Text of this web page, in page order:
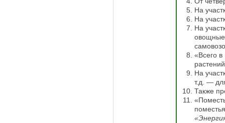
На
На
На
овощные
«Всего
На
т.д. —
Также